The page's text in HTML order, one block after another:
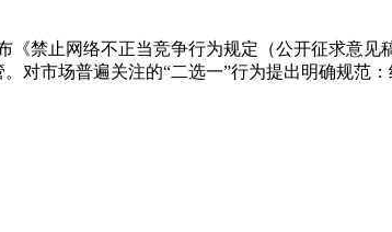
《禁止网络不正当竞争行为规定（公开征求意
对市场普遍关注的“二选一”行为提出明确规范